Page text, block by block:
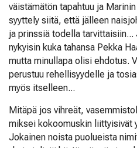
väistämätön tapahtuu ja
syyttely siitä, että jälleen
ja prinssiä todella
nykyisin kuka tahansa Pekka
mutta minullapa olisi ehdotus.
perustuu rehellisyydelle ja
myös itselleen...
Mitäpä jos vihreät,
miksei kokoomuskin liittyisivät
Jokainen noista puolueista